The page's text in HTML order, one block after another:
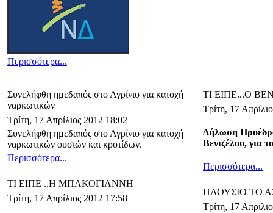
Περισσότερα...
Συνελήφθη ημεδαπός στο Αγρίνιο για κατοχή
ναρκωτικών
Τρίτη, 17 Απρίλιος 2012 18:02
Συνελήφθη ημεδαπός στο Αγρίνιο για κατοχή
ναρκωτικών ουσιών και κροτίδων.
Περισσότερα...
ΤΙ ΕΙΠΕ ..Η ΜΠΑΚΟΓΙΑΝΝΗ
Τρίτη, 17 Απρίλιος 2012 17:58
ΤΙ ΕΙΠΕ...Ο
Τρίτη, 17
Δήλωση
Βενιζέλου, για
Περισσότερα...
ΠΛΟΥΣΙΟ ΤΟ
Τρίτη, 17